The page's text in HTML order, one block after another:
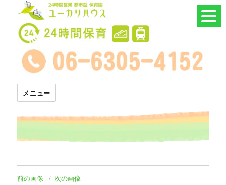
24時間託児所 ユーカリハウス
メニュー
前の画像 次の画像